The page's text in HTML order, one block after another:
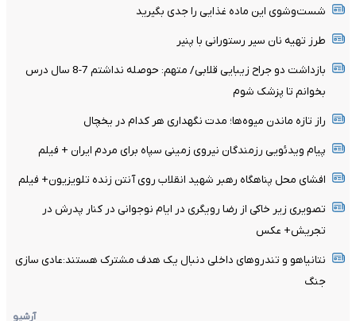
شست‌وشوی این ماده غذایی را جدی بگیرید
طرز تهیه نان سیر رستورانی با پنیر
بازداشت دو جراح زیبایی قلابی/ متهم: حوصله نداشتم 7-8 سال درس
بخوانم تا پزشک شوم
راز تازه ماندن میوه‌ها؛ مدت نگهداری هر کدام در یخچال
پیام ویدئویی رزمندگان نیروی زمینی سپاه برای مردم ایران + فیلم
افشای محل پناهگاه‌ رهبر شهید انقلاب روی آنتن زنده تلویزیون+ فیلم
تصویری زیر خاکی از رضا رویگری در ایام نوجوانی در کنار پدرش در
تجریش+ عکس
نتانیاهو و تندروهای داخلی دنبال یک هدف مشترک هستند:عادی سازی
جنگ
آرشیو